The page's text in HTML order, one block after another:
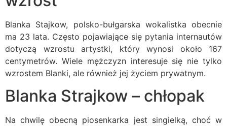
Blanka Stajkow, polsko-bułgarska wokalistka obecnie
ma 23 lata. Często pojawiające się pytania internautów
dotyczą wzrostu artystki, który wynosi około 167
centymetrów. Wiele mężczyzn interesuje się nie tylko
wzrostem Blanki, ale również jej życiem prywatnym.
Blanka Strajkow – chłopak
Na chwilę obecną piosenkarka jest singielką, choć w